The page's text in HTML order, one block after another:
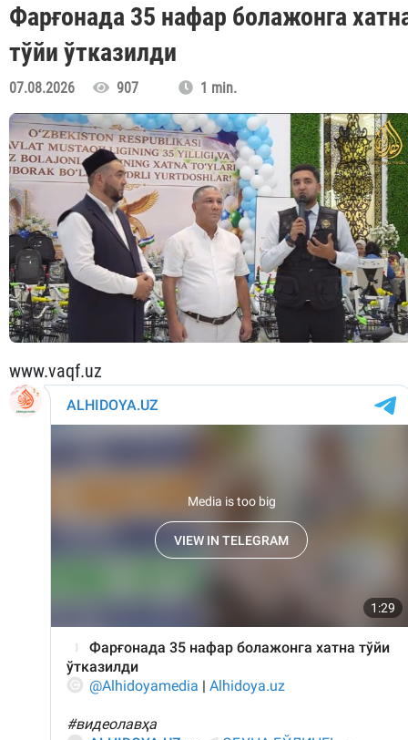
Фарғонада 35 нафар болажонга
тўйи ўтказилди
07.08.2026 907 1 min.
www.vaqf.uz